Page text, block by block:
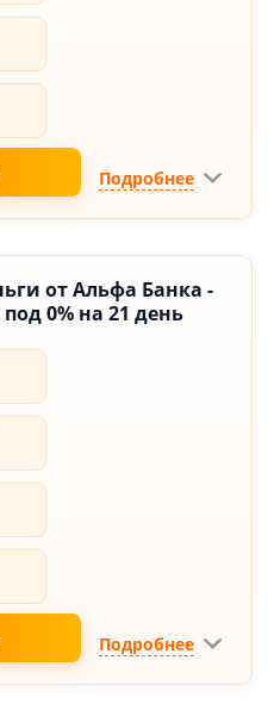
Подробнее
от Альфа Банка -
под 0% на 21 день
Подробнее